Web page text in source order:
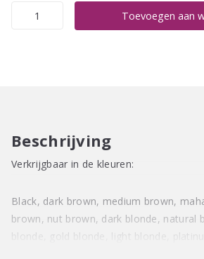
Power
Toevoegen aan
Beschrijving
Verkrijgbaar in de kleuren:
Black, dark brown, medium brown,
brown, nut brown, dark blonde, natural
blonde, gold blonde, light blonde,